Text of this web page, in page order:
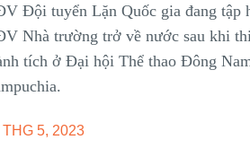
Đội tuyển Lặn Quốc gia đang tập
Nhà trường trở về nước sau khi
tích ở Đại hội Thể thao Đông
THG 5, 2023